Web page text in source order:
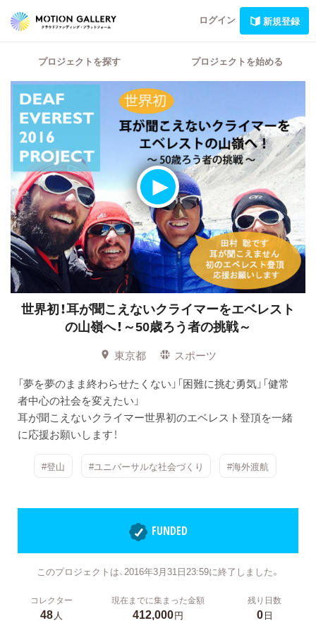
ログイン 新規登録
プロジェクトを探す プロジェクトを始める
世界初！耳が聞こえないクライマーをエベレスト
の山嶺へ！～50歳ろう者の挑戦～
東京都
スポーツ
「夢を夢のまま終わらせたくない」「困難に挑む勇気」「健常
者中心の社会を変えたい」
耳が聞こえないクライマー世界初のエベレスト登頂を一緒
に応援お願いします！
#登山 #ユニバーサルな社会づくり #海外渡航
FUNDED
このプロジェクトは、2016年3月31日23:59に終了しました。
コレクター
48人
現在までに集まった金額
412,000円
残り日数
0日